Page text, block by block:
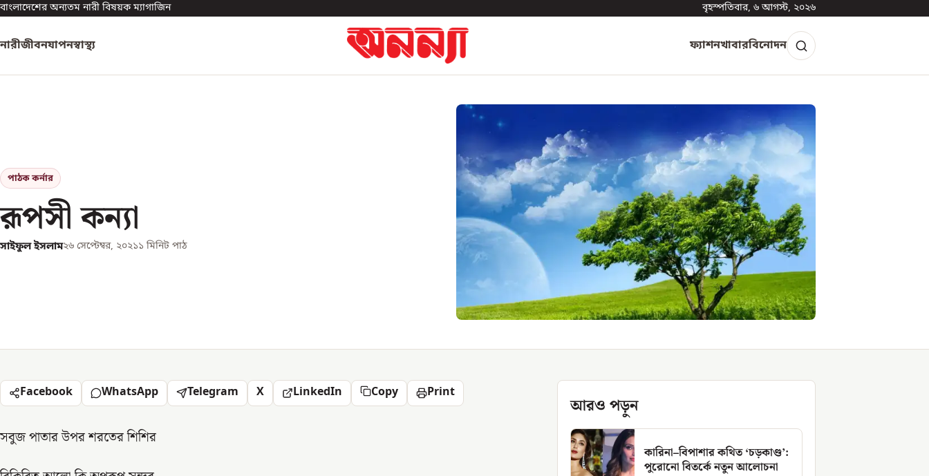
বাংলাদেশের অন্যতম নারী বিষয়ক ম্যাগাজিন বৃহস্পতিবার, ৬ আগস্ট, ২০২৬
নারীজীবনযাপনস্বাস্থ্য ফ্যাশনখাবারবিনোদন
পাঠক কর্নার
রূপসী কন্যা
সাইফুল ইসলাম২৬ সেপ্টেম্বর, ২০২১১ মিনিট পাঠ
Facebook WhatsApp Telegram X LinkedIn Copy Print
সবুজ পাতার উপর শরতের শিশির
আরও পড়ুন
কারিনা–বিপাশার কথিত ‘চড়কাণ্ড’:
পুরোনো বিতর্কে নতুন আলোচনা